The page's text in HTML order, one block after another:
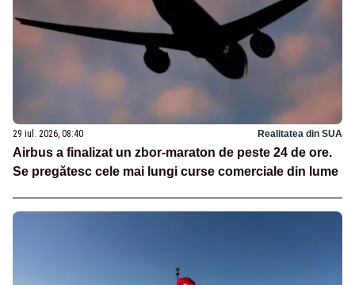
29 iul. 2026, 08:40 Realitatea din SUA
Airbus a finalizat un zbor-maraton de peste 24 de ore.
Se pregătesc cele mai lungi curse comerciale din lume